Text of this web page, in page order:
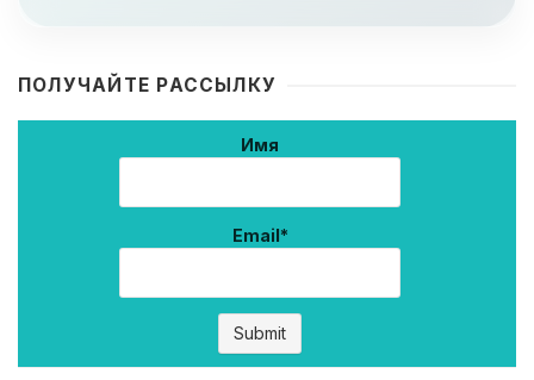
ПОЛУЧАЙТЕ РАССЫЛКУ
Имя
Email*